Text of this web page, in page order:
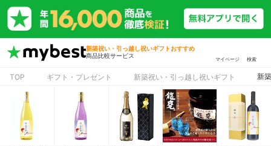
新築祝い・引っ越し祝いギフトおすすめ
商品比較サービス
マイページ 検索
TOP ギフト・プレゼント 新築祝い・引っ越し祝いギフト 新